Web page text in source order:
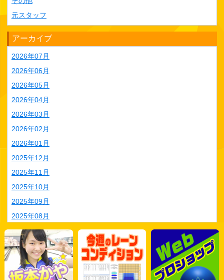
元スタッフ
アーカイブ
2026年07月
2026年06月
2026年05月
2026年04月
2026年03月
2026年02月
2026年01月
2025年12月
2025年11月
2025年10月
2025年09月
2025年08月
2025年07月
2025年06月
2025年05月
2025年04月